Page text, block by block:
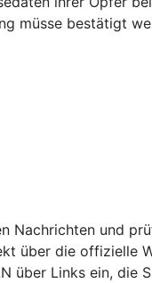
müsse bestätigt
Nachrichten und
über die offizielle
über Links ein, die